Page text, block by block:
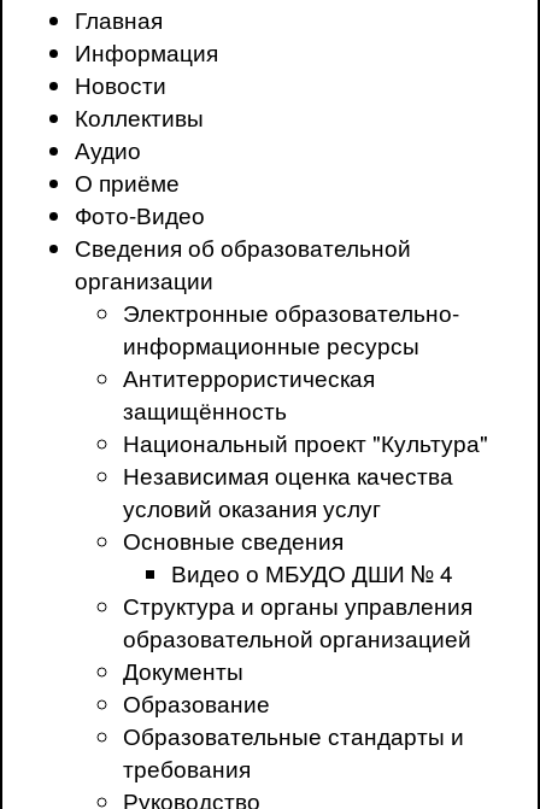
Главная
Информация
Новости
Коллективы
Аудио
О приёме
Фото-Видео
Сведения об образовательной
организации
Электронные образовательно-
информационные ресурсы
Антитеррористическая
защищённость
Национальный проект "Культура"
Независимая оценка качества
условий оказания услуг
Основные сведения
Видео о МБУДО ДШИ № 4
Структура и органы управления
образовательной организацией
Документы
Образование
Образовательные стандарты и
требования
Руководство